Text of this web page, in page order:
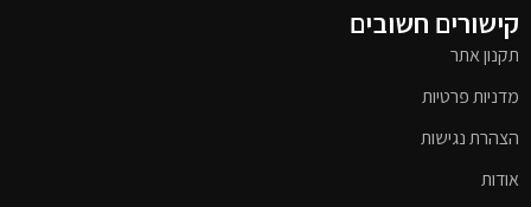
קישורים חשובים
תקנון אתר
מדניות פרטיות
הצהרת נגישות
אודות